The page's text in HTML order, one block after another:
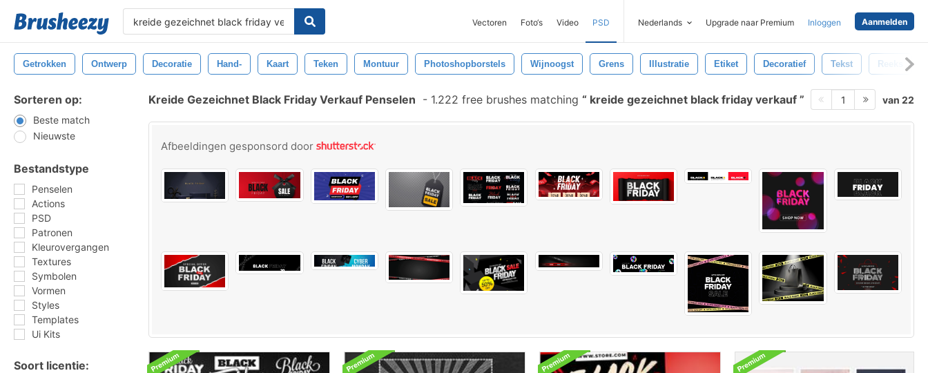
Vectoren Foto‘s Video PSD Nederlands Upgrade naar Premium Inloggen Aanmelden
Getrokken Ontwerp Decoratie Hand- Kaart Teken Montuur Photoshopborstels Wijnoogst Grens Illustratie Etiket Decoratief Tekst Reeks
Sorteren op:
Beste match
Nieuwste
Bestandstype
Penselen
Actions
PSD
Patronen
Kleurovergangen
Textures
Symbolen
Vormen
Styles
Templates
Ui Kits
Soort licentie:
Kreide Gezeichnet Black Friday Verkauf Penselen - 1.222 free brushes matching kreide gezeichnet black friday verkauf 1 van 22
Afbeeldingen gesponsord door